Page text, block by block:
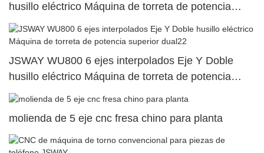
husillo eléctrico Máquina de torreta de potencia
superior dual64
JSWAY WU800 6 ejes interpolados Eje Y Doble
husillo eléctrico Máquina de torreta de potencia
superior dual22
molienda de 5 eje cnc fresa chino para planta